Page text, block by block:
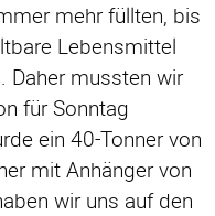
mehr füllten, bis
Lebensmittel
Daher mussten wir
für Sonntag
ein 40-Tonner von
mit Anhänger von
wir uns auf den